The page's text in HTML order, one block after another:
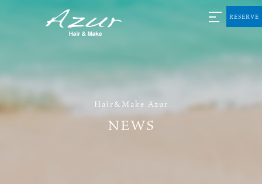
Hair&Make Azur
NEWS
RESERVE